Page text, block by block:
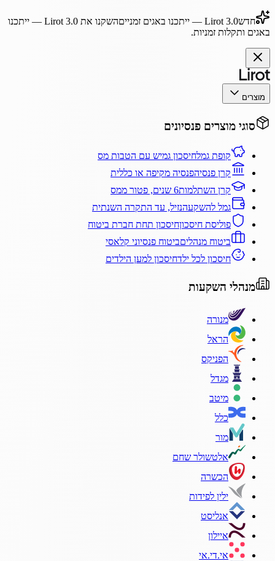
חדשLirot 3.0 — ייתכנו באגים זמנייםהשקנו את Lirot 3.0— ייתכנו
באגים ותקלות זמניות.
מוצרים
סוגי מוצרים פנסיונים
קופת גמלחיסכון גמיש עם הטבות מס
קרן פנסיהפנסיה מקיפה או כללית
קרן השתלמות6 שנים, פטור ממס
גמל להשקעהנזיל, עד התקרה השנתית
פוליסת חיסכוןחיסכון תחת חברת ביטוח
ביטוח מנהליםביטוח פנסיוני קלאסי
חיסכון לכל ילדחיסכון למען הילדים
מנהלי השקעות
מנורה
הראל
הפניקס
מגדל
מיטב
כלל
מור
אלטשולר שחם
הכשרה
ילין לפידות
אנליסט
איילון
אי.די.אי